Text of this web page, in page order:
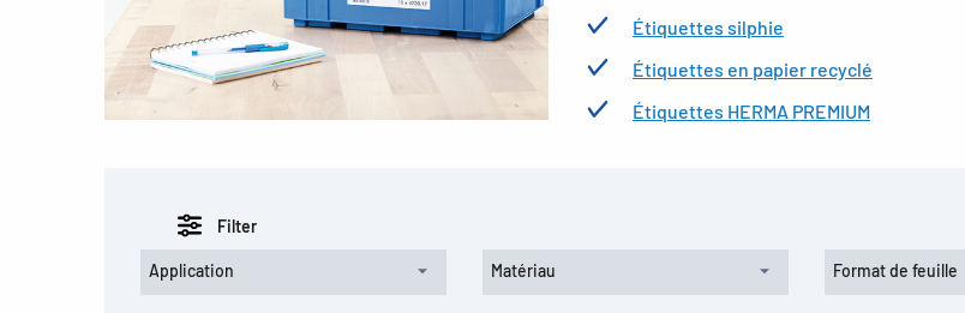
Étiquettes silphie
Étiquettes en papier recyclé
Étiquettes HERMA PREMIUM
Filter
Application Matériau Format de feuille